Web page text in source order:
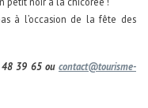
à l’occasion de la fête des
48 39 65 ou contact@tourisme-